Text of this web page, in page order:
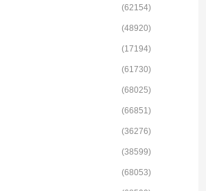
(62154)
(48920)
(17194)
(61730)
(68025)
(66851)
(36276)
(38599)
(68053)